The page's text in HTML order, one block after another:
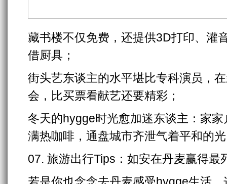
藏书楼不仅免费，还提供3D打印、灌
借厨具；
街头艺东谈主的水平堪比专科演员，
会，比买票看献艺还要精彩；
冬天的hygge时光愈加迷东谈主：家
满热咖啡，通盘城市齐泄气着平和的
07. 旅游出行Tips：如安在丹麦赢得最